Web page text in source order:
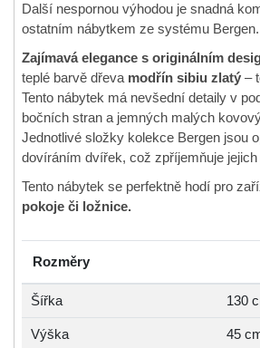
Další nespornou výhodou je snadná
ostatním nábytkem ze systému Bergen.
Zajímavá elegance s originálním
teplé barvě dřeva modřín sibiu zlatý –
Tento nábytek má nevšední detaily v
bočních stran a jemných malých
Jednotlivé složky kolekce Bergen jsou
dovíráním dvířek, což zpříjemňuje
Tento nábytek se perfektně hodí pro
pokoje či ložnice.
Rozměry
Šířka 130
Výška 45